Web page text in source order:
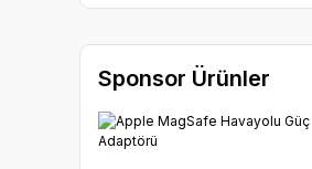
Sponsor Ürünler